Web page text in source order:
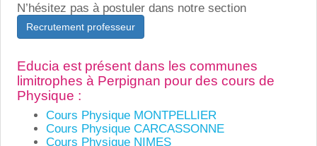
N’hésitez pas à postuler dans notre section
Recrutement professeur
Educia est présent dans les communes
limitrophes à Perpignan pour des cours de
Physique :
Cours Physique MONTPELLIER
Cours Physique CARCASSONNE
Cours Physique NIMES